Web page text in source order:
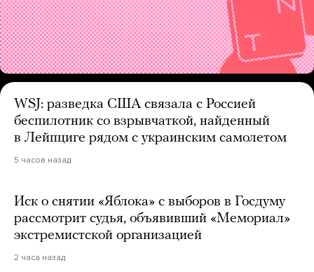
WSJ: разведка США связала с Россией
беспилотник со взрывчаткой, найденный
в Лейпциге рядом с украинским самолетом
5 часов назад
Иск о снятии «Яблока» с выборов в Госдуму
рассмотрит судья, объявивший «Мемориал»
экстремистской организацией
2 часа назад